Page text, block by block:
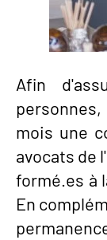
Afin
mois une
avocats de
formé.es à
En